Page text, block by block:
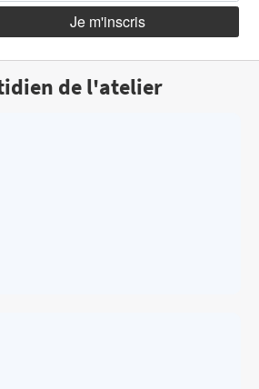
de l'atelier